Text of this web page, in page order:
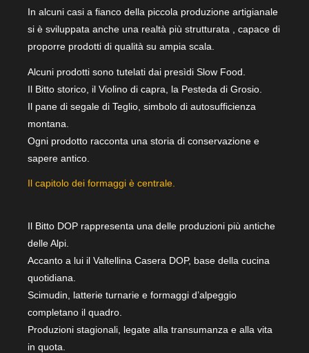
In alcuni casi a fianco della piccola produzione artigianale
si è sviluppata anche una realtà più strutturata , capace di
proporre prodotti di qualità su ampia scala.
Alcuni prodotti sono tutelati dai presìdi Slow Food.
Il Bitto storico, il Violino di capra, la Pesteda di Grosio.
Il pane di segale di Teglio, simbolo di autosufficienza
montana.
Ogni prodotto racconta una storia di conservazione e
sapere antico.
Il capitolo dei formaggi è centrale.
Il Bitto DOP rappresenta una delle produzioni più antiche
delle Alpi.
Accanto a lui il Valtellina Casera DOP, base della cucina
quotidiana.
Scimudin, latterie turnarie e formaggi d’alpeggio
completano il quadro.
Produzioni stagionali, legate alla transumanza e alla vita
in quota.